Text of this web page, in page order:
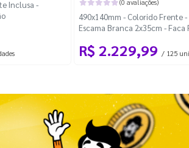
Inclusa -
(0 avaliações)
490x140mm - Colorido Frente
Escama Branca 2x35cm - Faca
R$ 2.229,99 / 125